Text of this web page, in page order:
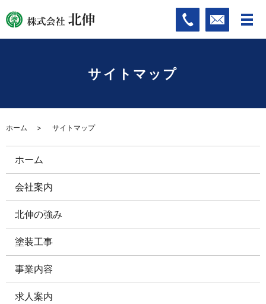
サイトマップ
ホーム サイトマップ
ホーム
会社案内
北伸の強み
塗装工事
事業内容
求人案内